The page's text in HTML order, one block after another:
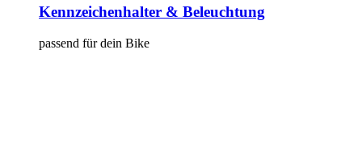
Kennzeichenhalter & Beleuchtung
passend für dein Bike